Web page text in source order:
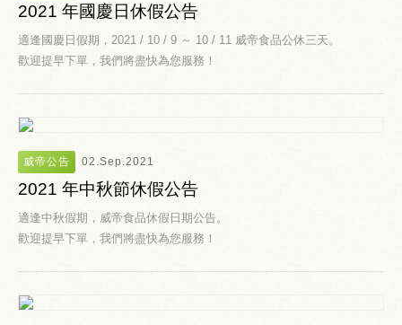
2021 年國慶日休假公告
適逢國慶日假期，2021 / 10 / 9 ～ 10 / 11 威帝食品公休三天。
歡迎提早下單，我們將盡快為您服務！
威帝公告 02.Sep.2021
2021 年中秋節休假公告
適逢中秋假期，威帝食品休假日期公告。
歡迎提早下單，我們將盡快為您服務！